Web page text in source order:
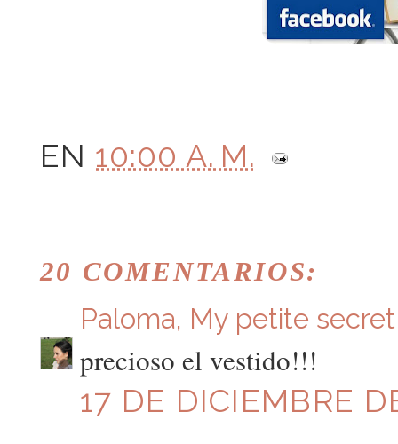
EN 10:00 A. M.
20 COMENTARIOS:
Paloma, My petite secret
precioso el vestido!!!
17 DE DICIEMBRE